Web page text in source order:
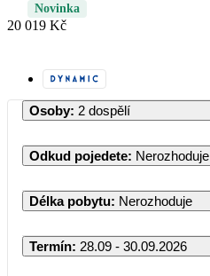
Novinka
20 019 Kč
Osoby: 2 dospělí
Odkud pojedete: Nerozhoduje
Délka pobytu: Nerozhoduje
Termín: 28.09 - 30.09.2026